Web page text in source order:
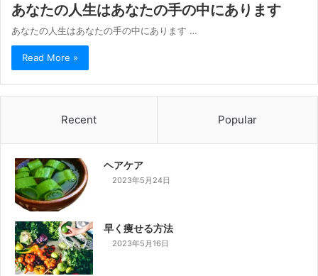
あなたの人生はあなたの手の中にあります
あなたの人生はあなたの手の中にあります …
Read More »
Recent Popular
ヘアケア
2023年5月24日
早く痩せる方法
2023年5月16日